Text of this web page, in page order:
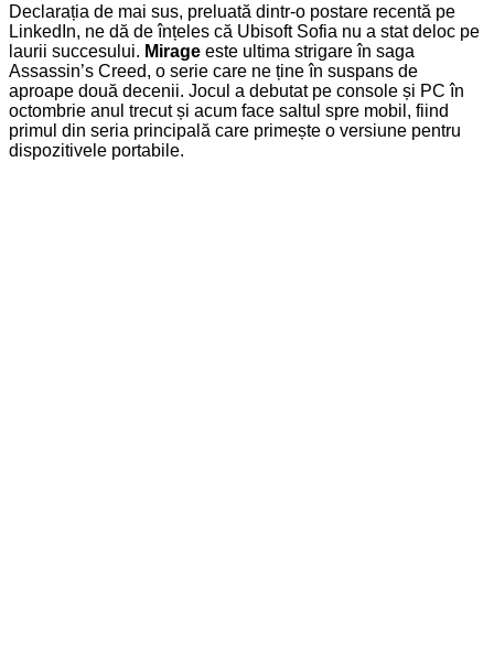
Declarația de mai sus, preluată dintr-o postare recentă pe
LinkedIn, ne dă de înțeles că Ubisoft Sofia nu a stat deloc pe
laurii succesului. Mirage este ultima strigare în saga
Assassin’s Creed, o serie care ne ține în suspans de
aproape două decenii. Jocul a debutat pe console și PC în
octombrie anul trecut și acum face saltul spre mobil, fiind
primul din seria principală care primește o versiune pentru
dispozitivele portabile.